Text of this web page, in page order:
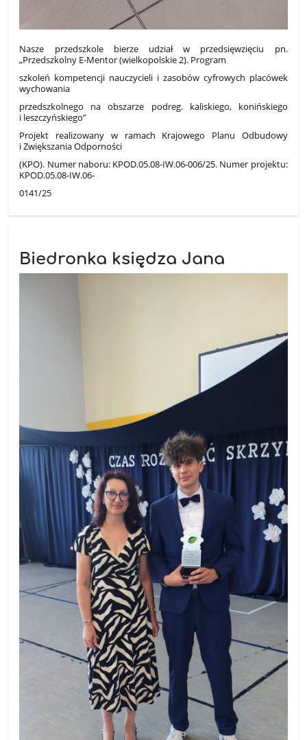
Nasze przedszkole bierze udział w przedsięwzięciu pn.
„Przedszkolny E-Mentor (wielkopolskie 2). Program
szkoleń kompetencji nauczycieli i zasobów cyfrowych placówek
wychowania
przedszkolnego na obszarze podreg. kaliskiego, konińskiego
i leszczyńskiego”
Projekt realizowany w ramach Krajowego Planu Odbudowy
i Zwiększania Odporności
(KPO). Numer naboru: KPOD.05.08-IW.06-006/25. Numer projektu:
KPOD.05.08-IW.06-
0141/25
Biedronka księdza Jana